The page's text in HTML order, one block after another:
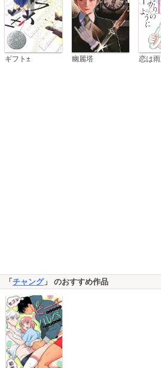
ギフト± 幽麗塔
「 チャング」 のおすすめ作品